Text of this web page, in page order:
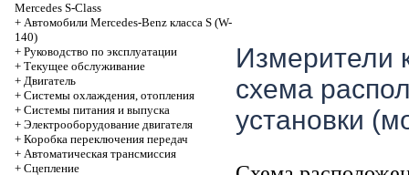
Mercedes S-Class
+ Автомобили Mercedes-Benz класса S (W-
140)
+ Руководство по эксплуатации
+ Текущее обслуживание
+ Двигатель
+ Системы охлаждения, отопления
+ Системы питания и выпуска
+ Электрооборудование двигателя
+ Коробка переключения передач
+ Автоматичеcкая трансмиссия
+ Сцепление
Измерители
схема
установки